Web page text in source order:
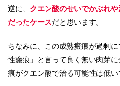
逆に、 クエン酸のせいでかぶれ
だったケースだと思います。
ちなみに、この成熟瘢痕が過剰
性瘢痕」と言って良く無い肉芽
痕がクエン酸で治る可能性は低い